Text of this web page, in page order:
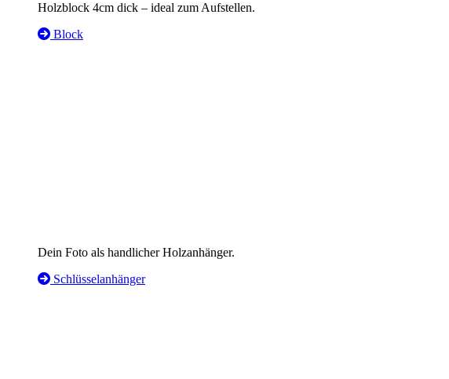
Holzblock 4cm dick – ideal zum Aufstellen.
Block
Dein Foto als handlicher Holzanhänger.
Schlüsselanhänger